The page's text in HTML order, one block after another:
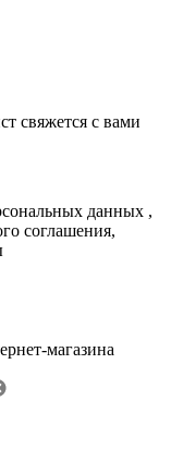
свяжется с вами
данных ,
соглашения,
магазина